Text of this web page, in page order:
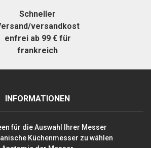
Schneller
versandkost
enfrei ab 99 € für
frankreich
INFORMATIONEN
für die Auswahl Ihrer Messer
Küchenmesser zu wählen